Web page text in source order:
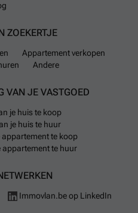
ZOEKERTJE
Appartement verkopen
Andere
VAN JE VASTGOED
je huis te koop
je huis te huur
te koop
appartement te huur
Immovlan.be op LinkedIn